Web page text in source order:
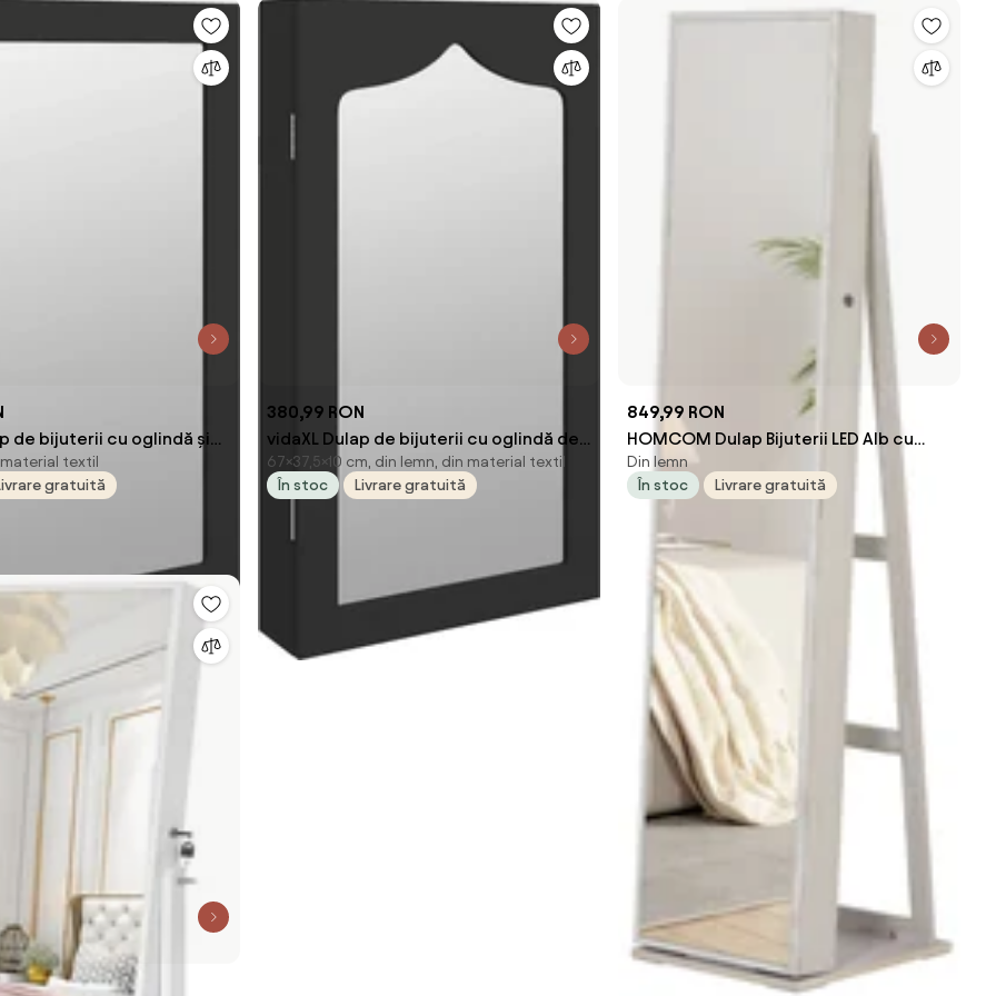
de bijuterii cu oglindă și
perete, negru
textil
gratuită
380,99 RON
vidaXL Dulap de bijuterii cu oglindă de
perete, negru, 37,5x10x67 cm
67×37,5×10 cm, din lemn, din material textil
În stoc
Livrare gratuită
849,99 RON
HOMCOM Dulap Bijuterii LED Alb cu
Cheie | Aosom Romania
Din lemn
În stoc
Livrare gratuită